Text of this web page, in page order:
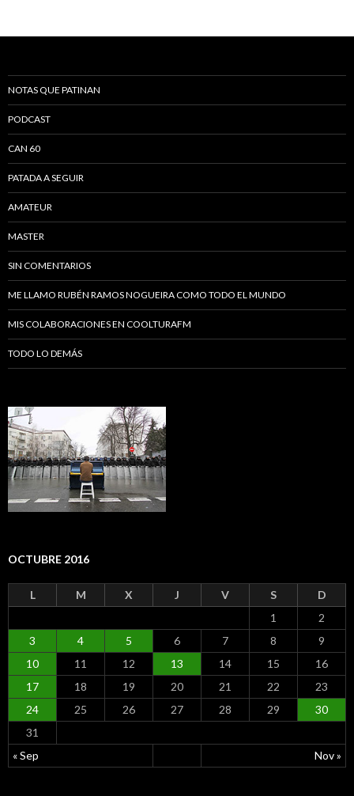
NOTAS QUE PATINAN
PODCAST
CAN 60
PATADA A SEGUIR
AMATEUR
MASTER
SIN COMENTARIOS
ME LLAMO RUBÉN RAMOS NOGUEIRA COMO TODO EL MUNDO
MIS COLABORACIONES EN COOLTURAFM
TODO LO DEMÁS
OCTUBRE 2016
L M X J V S D
« Sep Nov »
1
2
3
4 5 6 7 8
9
10
11 12 13 14 15
16
17
18 19 20 21 22
23
24
25 26 27 28 29
30
31